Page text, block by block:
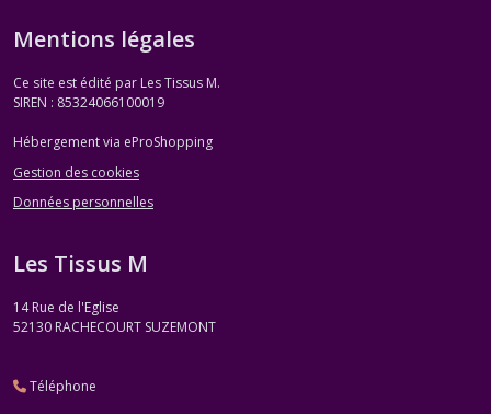
Mentions légales
Ce site est édité par Les Tissus M.
SIREN : 85324066100019
Hébergement via eProShopping
Gestion des cookies
Données personnelles
Les Tissus M
14 Rue de l'Eglise
52130 RACHECOURT SUZEMONT
Téléphone